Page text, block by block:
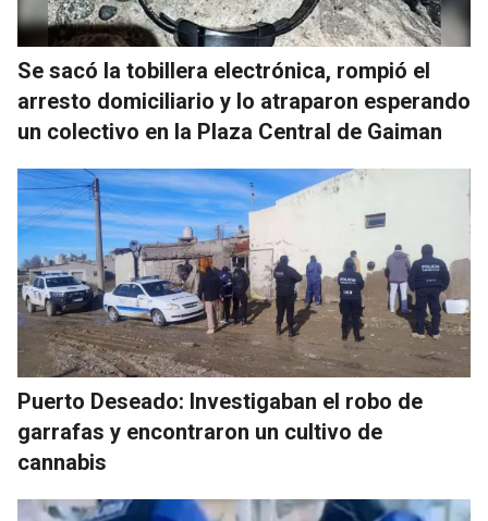
Se sacó la tobillera electrónica, rompió el
arresto domiciliario y lo atraparon esperando
un colectivo en la Plaza Central de Gaiman
Puerto Deseado: Investigaban el robo de
garrafas y encontraron un cultivo de
cannabis